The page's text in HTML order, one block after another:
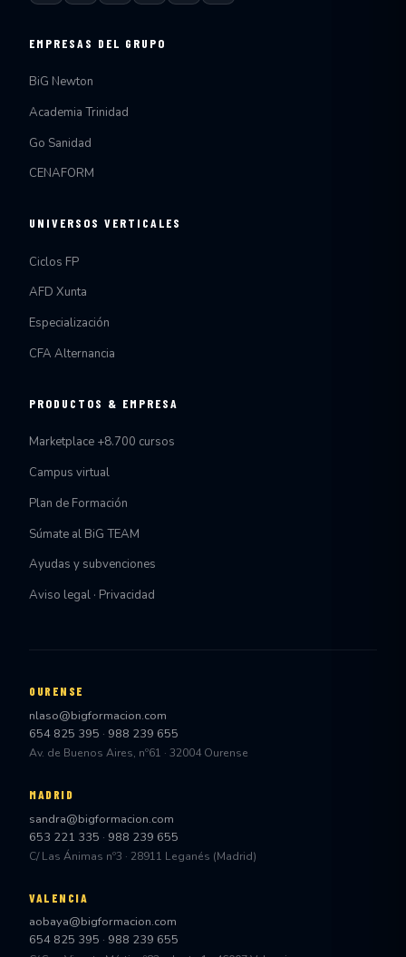
EMPRESAS DEL GRUPO
BiG Newton
Academia Trinidad
Go Sanidad
CENAFORM
UNIVERSOS VERTICALES
Ciclos FP
AFD Xunta
Especialización
CFA Alternancia
PRODUCTOS & EMPRESA
Marketplace +8.700 cursos
Campus virtual
Plan de Formación
Súmate al BiG TEAM
Ayudas y subvenciones
Aviso legal · Privacidad
OURENSE
nlaso@bigformacion.com
654 825 395 · 988 239 655
Av. de Buenos Aires, nº61 · 32004 Ourense
MADRID
sandra@bigformacion.com
653 221 335 · 988 239 655
C/ Las Ánimas nº3 · 28911 Leganés (Madrid)
VALENCIA
aobaya@bigformacion.com
654 825 395 · 988 239 655